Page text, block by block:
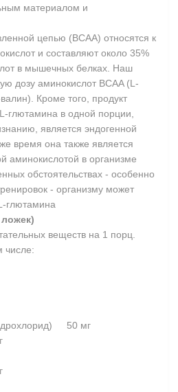
материалом и
цепью (BCAA) относятся к
и составляют около 35%
в мышечных белках. Наш
дозу аминокислот BCAA (L-
Кроме того, продукт
глютамина в одной порции,
является эндогенной
время она также является
аминокислотой в организме
обстоятельствах - особенно
- организму может
глютамина
веществ на 1 порц.
числе:
50 мг